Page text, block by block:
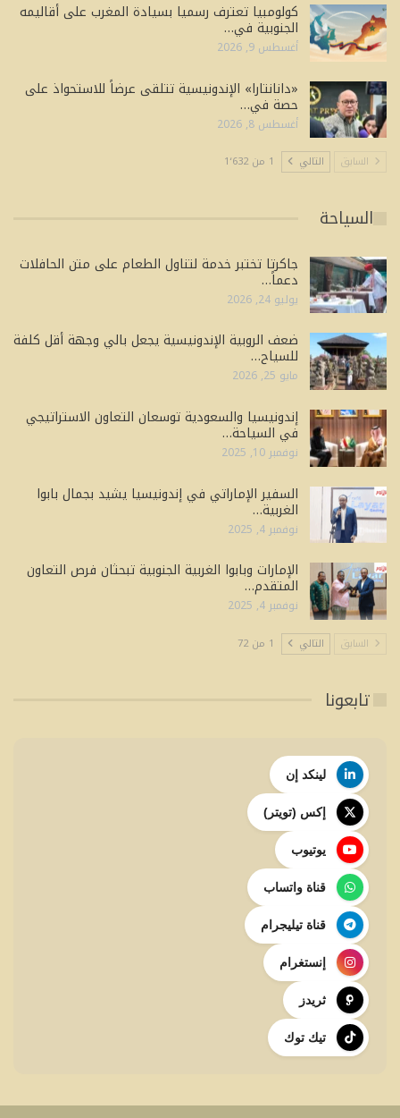
كولومبيا تعترف رسميا بسيادة المغرب على أقاليمه
الجنوبية في…
أغسطس 9, 2026
«دانانتارا» الإندونيسية تتلقى عرضاً للاستحواذ على
حصة في…
أغسطس 8, 2026
السابق التالي 1 من 1٬632
السياحة
جاكرتا تختبر خدمة لتناول الطعام على متن الحافلات
دعماً…
يوليو 24, 2026
ضعف الروبية الإندونيسية يجعل بالي وجهة أقل كلفة
للسياح…
مايو 25, 2026
إندونيسيا والسعودية توسعان التعاون الاستراتيجي
في السياحة…
نوفمبر 10, 2025
السفير الإماراتي في إندونيسيا يشيد بجمال بابوا
الغربية…
نوفمبر 4, 2025
الإمارات وبابوا الغربية الجنوبية تبحثان فرص التعاون
المتقدم…
نوفمبر 4, 2025
السابق التالي 1 من 72
تابعونا
لينكد إن
إكس (تويتر)
يوتيوب
قناة واتساب
قناة تيليجرام
إنستغرام
ثريدز
تيك توك